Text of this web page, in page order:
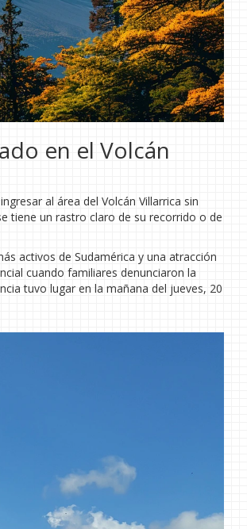
en el Volcán
al área del Volcán Villarrica sin
tiene un rastro claro de su recorrido o de
activos de Sudamérica y una atracción
cuando familiares denunciaron la
tuvo lugar en la mañana del jueves, 20